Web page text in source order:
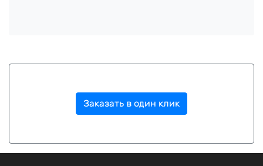
Заказать в один клик